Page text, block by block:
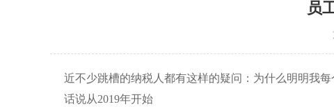
员
近不少跳槽的纳税人都有这样的疑问：为什么明明我
话说从2019年开始